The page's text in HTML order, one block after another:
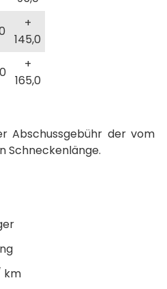
+
145,0
+
165,0
Abschussgebühr der vom
Schneckenlänge.
km